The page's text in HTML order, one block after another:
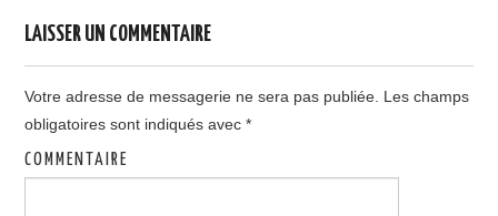
LAISSER UN COMMENTAIRE
Votre adresse de messagerie ne sera pas publiée. Les champs
obligatoires sont indiqués avec*
COMMENTAIRE